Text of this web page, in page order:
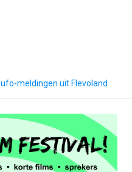
ufo-meldingen uit Flevoland